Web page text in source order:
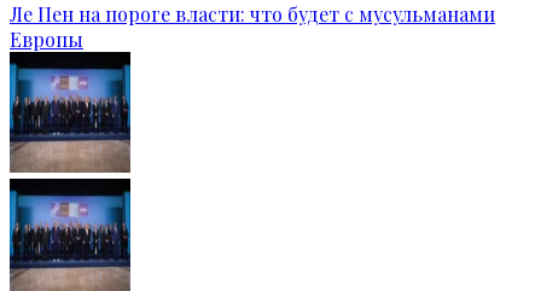
Ле Пен на пороге власти: что будет с мусульманами
Европы